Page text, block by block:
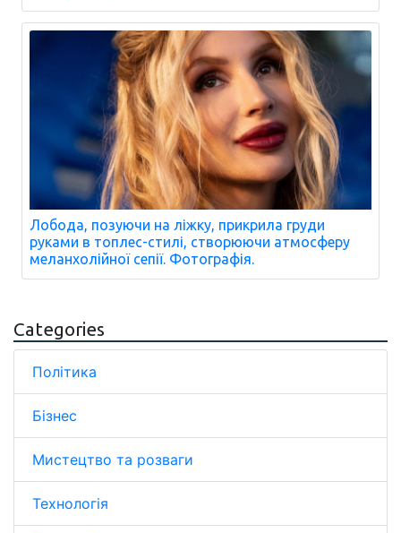
Лобода, позуючи на ліжку, прикрила груди
руками в топлес-стилі, створюючи атмосферу
меланхолійної сепії. Фотографія.
Categories
Політика
Бізнес
Мистецтво та розваги
Технологія